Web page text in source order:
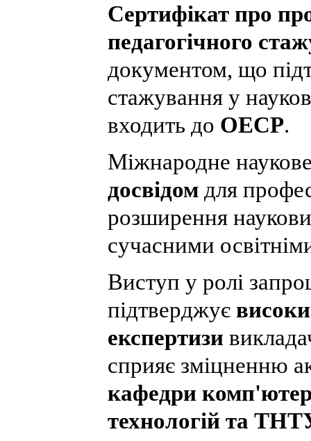
Сертифікат про
педагогічного
документом, що
стажування у
входить до ОЕСР.
Міжнародне
досвідом для
розширення
сучасними
Виступ у ролі
підтверджує
експертизи
сприяє зміцненню
кафедри
технологій та